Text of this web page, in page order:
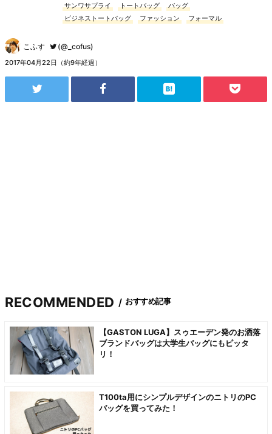
サンワサプライ トートバッグ
バッグ
ビジネストートバッグ
ファッション フォーマル
こふす (@_cofus)
2017年04月22日（約9年経過）
RECOMMENDED おすすめ記事
【GASTON LUGA】スゥエーデン発のお洒落
ブランドバッグは大学生バッグにもピッタ
リ！
T100ta用にシンプルデザインのニトリのPC
バッグを買ってみた！